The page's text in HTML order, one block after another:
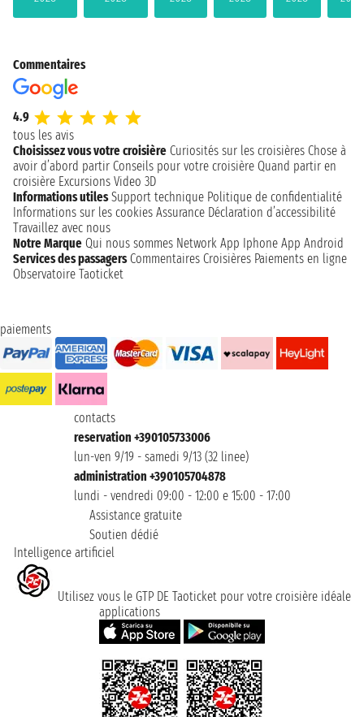
Commentaires
4.9
tous les avis
Choisissez vous votre croisière Curiosités sur les croisières Chose à
avoir d’abord partir Conseils pour votre croisière Quand partir en
croisière Excursions Video 3D
Informations utiles Support technique Politique de confidentialité
Informations sur les cookies Assurance Déclaration d’accessibilité
Travaillez avec nous
Notre Marque Qui nous sommes Network App Iphone App Android
Services des passagers Commentaires Croisières Paiements en ligne
Observatoire Taoticket
paiements
contacts
reservation +390105733006
lun-ven 9/19 - samedi 9/13 (32 linee)
administration +390105704878
lundi - vendredi 09:00 - 12:00 e 15:00 - 17:00
Assistance gratuite
Soutien dédié
Intelligence artificiel
Utilisez vous le GTP DE Taoticket pour votre croisière idéale
applications